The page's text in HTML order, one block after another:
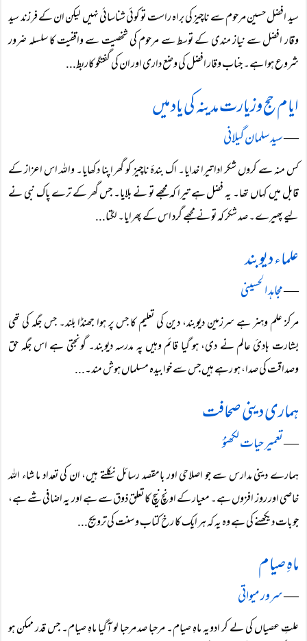
سید افضل حسین مرحوم سے ناچیز کی براہ راست تو کوئی شناسائی نہیں لیکن ان کے فرزند سید
وقار افضل سے نیاز مندی کے توسط سے مرحوم کی شخصیت سے واقفیت کا سلسلہ ضرور
شروع ہوا ہے۔ جناب وقار افضل کی وضع داری اور ان کی گفتگو کاربط...
ایام حج وزیارت مدینہ کی یاد میں
―سید سلمان گیلانی
کس منہ سے کروں شکر ادا تیرا خدایا۔ اک بندۂ ناچیز کو گھر اپنا دکھایا۔ واللہ اس اعزاز کے
قابل میں کہاں تھا۔ یہ فضل ہے تیرا کہ مجھے تو نے بلایا۔ جس گھر کے ترے پاک نبی نے
لیے پھیرے۔ صد شکر کہ تو نے مجھے گرد اس کے پھرایا۔ لگتا...
علماء دیوبند
―مجاہد الحسینی
مرکز علم وہنر ہے سرزمین دیوبند، دین کی تعلیم کا جس پر ہوا جھنڈا بلند۔ جس جگہ کی تھی
بشارت ہادئ عالم نے دی، ہو گیا قائم وہیں پہ مدرسہ دیوبند۔ گونجتی ہے اس جگہ حق
وصداقت کی صدا، ہو رہے ہیں جس سے خوابیدہ مسلماں ہوش مند۔...
ہماری دینی صحافت
―تعمیر حیات لکھنؤ
ہمارے دینی مدارس سے جو اصلاحی اور بامقصد رسائل نکلتے ہیں، ان کی تعداد ما شاء اللہ
خاصی اور روز افزوں ہے۔ معیار کے اونچ نیچ کا تعلق ذوق سے ہے اور یہ اضافی شے ہے،
جو بات دیکھنے کی ہے وہ یہ کہ ہر ایک کا رخ کتاب و سنت کی ترویج...
ماہِ صیام
―سرور میواتی
علتِ عصیاں کی لے کر ادویہ ماہِ صیام۔ مرحبا صد مرحبا لو آگیا ماہِ صیام۔ جس قدر ممکن ہو